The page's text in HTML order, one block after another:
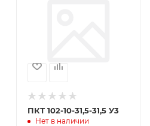
ПКТ 102-10-31,5-31,5 У3
Нет в наличии